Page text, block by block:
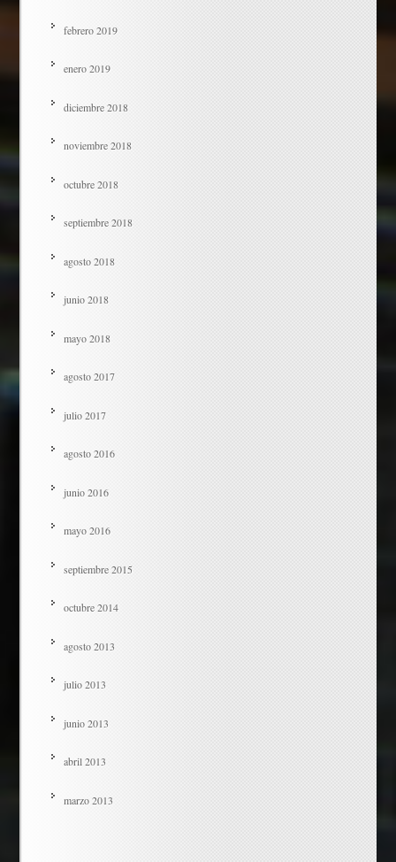
febrero 2019
enero 2019
diciembre 2018
noviembre 2018
octubre 2018
septiembre 2018
agosto 2018
junio 2018
mayo 2018
agosto 2017
julio 2017
agosto 2016
junio 2016
mayo 2016
septiembre 2015
octubre 2014
agosto 2013
julio 2013
junio 2013
abril 2013
marzo 2013